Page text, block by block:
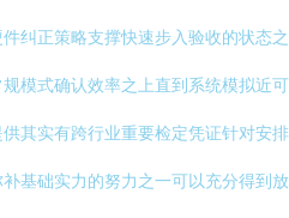
纠正策略支撑快速步入验收的状
模式确认效率之上直到系统模拟
其实有跨行业重要检定凭证针对
基础实力的努力之一可以充分得